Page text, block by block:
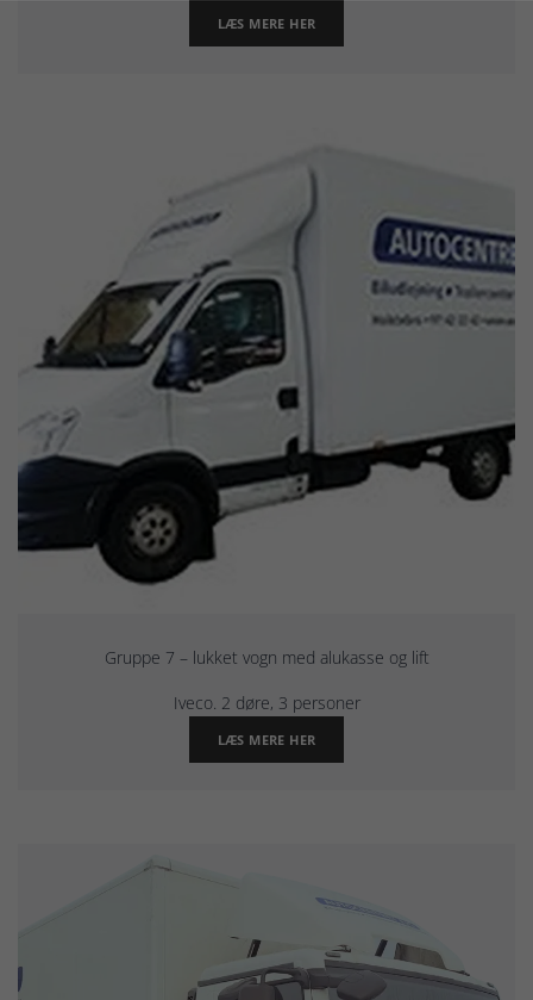
LÆS MERE HER
Gruppe 7 – lukket vogn med alukasse og lift
Iveco. 2 døre, 3 personer
LÆS MERE HER